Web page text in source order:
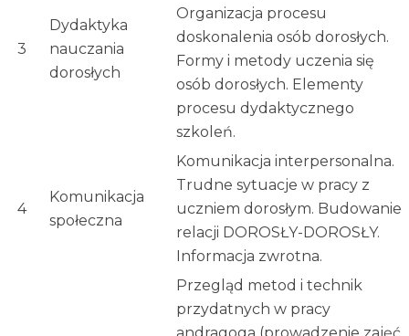
3
Dydaktyka
nauczania
dorosłych
Organizacja procesu
doskonalenia osób dorosłych.
Formy i metody uczenia się
osób dorosłych. Elementy
procesu dydaktycznego
szkoleń.
4
Komunikacja
społeczna
Komunikacja interpersonalna.
Trudne sytuacje w pracy z
uczniem dorosłym. Budowanie
relacji DOROSŁY-DOROSŁY.
Informacja zwrotna.
Przegląd metod i technik
przydatnych w pracy